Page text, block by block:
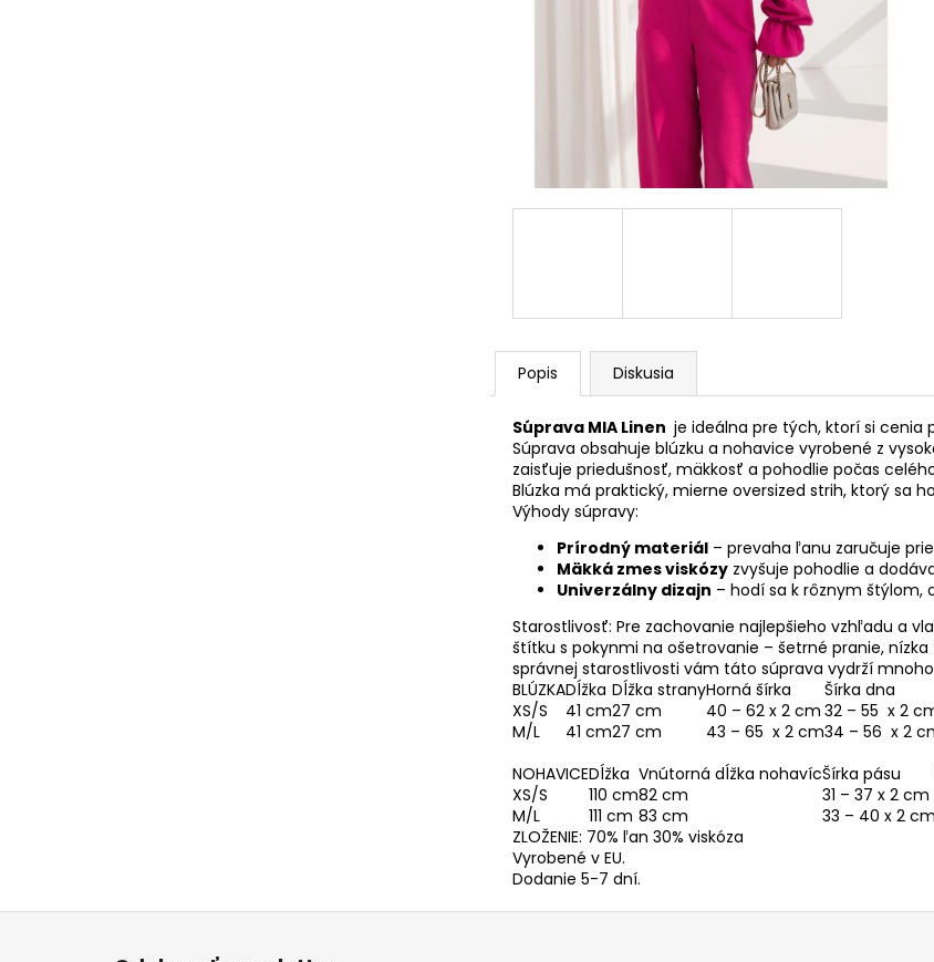
Popis Diskusia
Súprava MIA Linen je ideálna pre tých, ktorí si cenia
Súprava obsahuje blúzku a nohavice vyrobené z
zaisťuje priedušnosť, mäkkosť a pohodlie počas
Blúzka má praktický, mierne oversized strih, ktorý sa
Výhody súpravy:
Prírodný materiál – prevaha ľanu zaručuje
Mäkká zmes viskózy zvyšuje pohodlie a
Univerzálny dizajn – hodí sa k rôznym štýlom,
Starostlivosť: Pre zachovanie najlepšieho vzhľadu a
štítku s pokynmi na ošetrovanie – šetrné pranie,
správnej starostlivosti vám táto súprava vydrží
BLÚZKADĺžka Dĺžka stranyHorná šírka Šírka dna
XS/S
41 cm27 cm 40 – 62 x 2 cm 32 – 55 x 2
M/L
41 cm27 cm 43 – 65 x 2 cm34 – 56 x 2
NOHAVICEDĺžka Vnútorná dĺžka nohavícŠírka pásu
XS/S
110 cm82 cm 31 – 37 x 2 cm
M/L
111 cm 83 cm 33 – 40 x 2 cm
ZLOŽENIE: 70% ľan 30% viskóza
Vyrobené v EU.
Dodanie 5-7 dní.
Z